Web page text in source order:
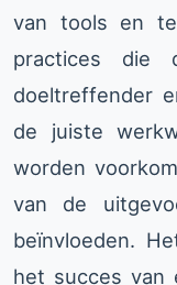
van tools en
practices die
doeltreffender
de juiste
worden
van de
beïnvloeden.
het succes van